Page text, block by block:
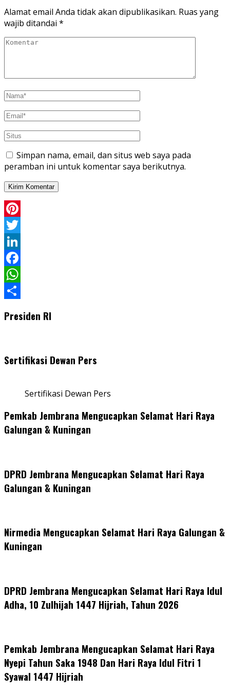
Alamat email Anda tidak akan dipublikasikan. Ruas yang
wajib ditandai *
Simpan nama, email, dan situs web saya pada
peramban ini untuk komentar saya berikutnya.
Pinterest
Twitter
LinkedIn
Facebook
WhatsApp
Presiden RI
Sertifikasi Dewan Pers
Sertifikasi Dewan Pers
Pemkab Jembrana Mengucapkan Selamat Hari Raya
Galungan & Kuningan
DPRD Jembrana Mengucapkan Selamat Hari Raya
Galungan & Kuningan
Nirmedia Mengucapkan Selamat Hari Raya Galungan &
Kuningan
DPRD Jembrana Mengucapkan Selamat Hari Raya Idul
Adha, 10 Zulhijah 1447 Hijriah, Tahun 2026
Pemkab Jembrana Mengucapkan Selamat Hari Raya
Nyepi Tahun Saka 1948 Dan Hari Raya Idul Fitri 1
Syawal 1447 Hijriah